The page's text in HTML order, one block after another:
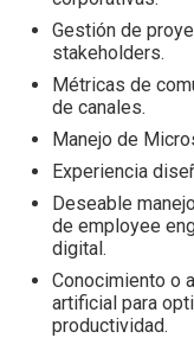
Gestión de
stakeholders.
Métricas de
de canales.
Manejo de
Experiencia
Deseable
de employee
digital.
Conocimiento o
artificial para
productividad.